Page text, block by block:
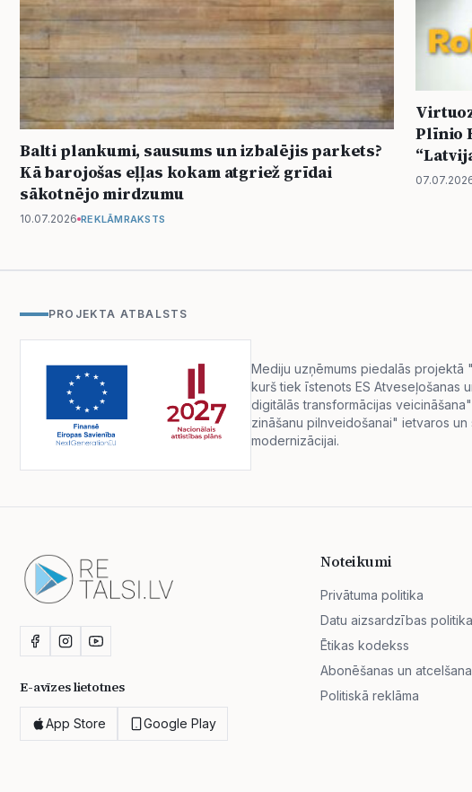
Balti plankumi, sausums un izbalējis parkets?
Kā barojošas eļļas kokam atgriež grīdai
sākotnējo mirdzumu
10.07.2026 REKLĀMRAKSTS
Plīnio
PROJEKTA ATBALSTS
Mediju uzņēmums piedalās projektā
kurš tiek īstenots ES Atveseļošanas
digitālās transformācijas
zināšanu pilnveidošanai" ietvaros
modernizācijai.
E-avīzes lietotnes
App Store Google Play
Noteikumi
Privātuma politika
Datu aizsardzības politika
Ētikas kodekss
Abonēšanas un
Politiskā reklāma